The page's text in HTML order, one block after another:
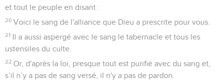
et tout le peuple en disant :
20 Voici le sang de l'alliance que Dieu a prescrite pour vous.
21 Il a aussi aspergé avec le sang le tabernacle et tous les
ustensiles du culte.
22 Or, d'après la loi, presque tout est purifié avec du sang et,
s’il n’y a pas de sang versé, il n'y a pas de pardon.